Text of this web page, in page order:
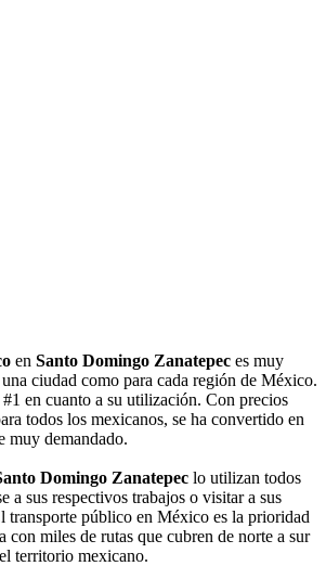
en Santo Domingo Zanatepec es muy
ciudad como para cada región de México.
#1 en cuanto a su utilización. Con precios
todos los mexicanos, se ha convertido en
muy demandado.
Domingo Zanatepec lo utilizan todos
a sus respectivos trabajos o visitar a sus
transporte público en México es la prioridad
con miles de rutas que cubren de norte a sur
territorio mexicano.